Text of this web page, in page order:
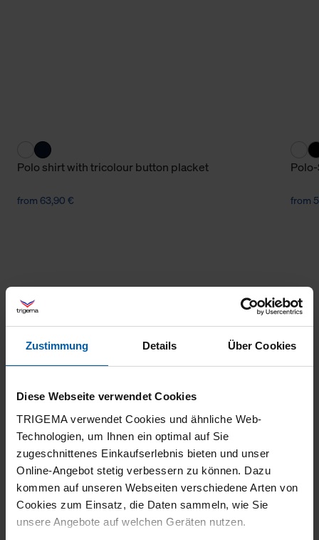
Zustimmung Details Über Cookies
Diese Webseite verwendet Cookies
TRIGEMA verwendet Cookies und ähnliche Web-
Technologien, um Ihnen ein optimal auf Sie
zugeschnittenes Einkaufserlebnis bieten und unser
Online-Angebot stetig verbessern zu können. Dazu
kommen auf unseren Webseiten verschiedene Arten von
Cookies zum Einsatz, die Daten sammeln, wie Sie
unsere Angebote auf welchen Geräten nutzen.
Polo shirt with tricolour button placket
from 63,90 € from
climate-neutral
Family business
14 day return policy
100% Made in